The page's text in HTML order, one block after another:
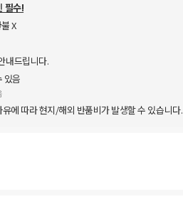
필수!
X
내드립니다.
있음
에 따라 현지/해외 반품비가 발생할 수 있습니다.